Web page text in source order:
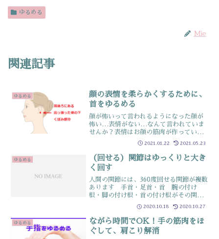
ゆるめる
Mie
関連記事
ゆるめる
顔の表情を柔らかくするために、
首をゆるめる
顔が怖いって言われるようになった顔が
怖い…表情がない…なんて言われていま
せんか？表情はお顔の筋肉が作っていま
す表情がない…というのは、筋肉の動き
が少なくなっていきているサイン表情だ
けなら問題ないようにも感じますがお顔
は首や肩に繋がっています...
2021.01.22 2021.05.23
ゆるめる
（回せる）関節はゆっくりと大き
く回す
人間の関節には、360度回せる関節が複数
あります 手首・足首・首 腕の付け
根・脚の付け根・首の付け根がその関節
ですねこういった可動域が広い関節は、
意識して動かしていないと苦手な方向に
は動かさなくなり氣が付いた時には、か
なり動かしにくくなって...
2020.10.18 2020.10.27
ゆるめる
ながら時間でOK！手の筋肉をほ
ぐして、肩こり解消